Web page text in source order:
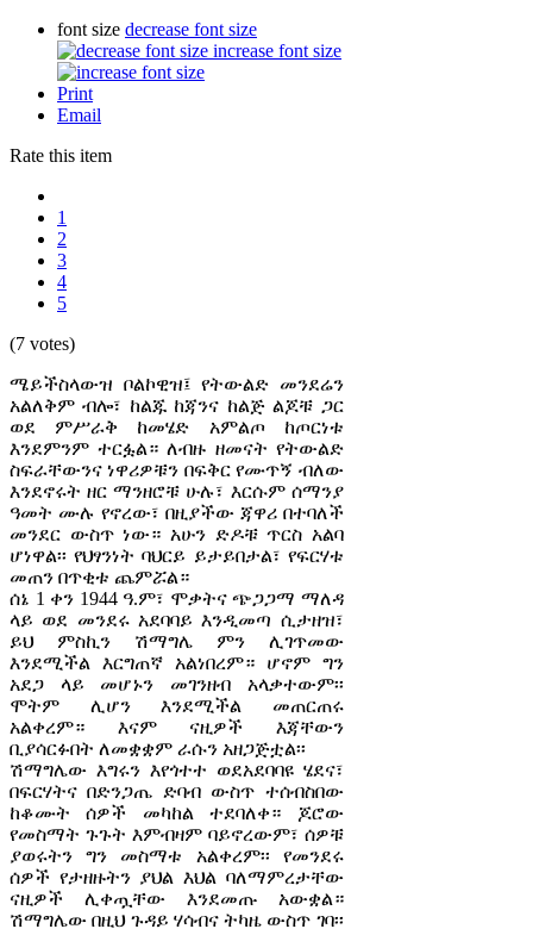
font size decrease font size
increase font size
Print
Email
Rate this item
1
2
3
4
5
(7 votes)
ሜይችስላውዝ ቦልኮዊዝ፤ የትውልድ መንደሬን
አልለቅም ብሎ፣ ከልጁ ከጃንና ከልጅ ልጆቹ ጋር
ወደ ምሥራቅ ከመሄድ አምልጦ ከጦርነቱ
እንደምንም ተርፏል። ለብዙ ዘመናት የትውልድ
ስፍራቸውንና ነዋሪዎቹን በፍቅር የሙጥኝ ብለው
እንደኖሩት ዘር ማንዘሮቹ ሁሉ፣ እርሱም ሰማንያ
ዓመት ሙሉ የኖረው፣ በዚያችው ጃዋሪ በተባለች
መንደር ውስጥ ነው። አሁን ድዶቹ ጥርስ አልባ
ሆነዋል፡፡ የህፃንነት ባህርይ ይታይበታል፣ የፍርሃቱ
መጠን በጥቂቱ ጨምሯል።
ሰኔ 1 ቀን 1944 ዓ.ም፣ ሞቃትና ጭጋጋማ ማለዳ
ላይ ወደ መንደሩ አደባባይ እንዲመጣ ሲታዘዝ፣
ይህ ምስኪን ሽማግሌ ምን ሊገጥመው
እንደሚችል እርግጠኛ አልነበረም። ሆኖም ግን
አደጋ ላይ መሆኑን መገንዘብ አላቃተውም፡፡
ሞትም ሊሆን እንደሚችል መጠርጠሩ
አልቀረም። እናም ናዚዎች እጃቸውን
ቢያሳርፉበት ለመቋቋም ራሱን አዘጋጅቷል፡፡
ሽማግሌው እግሩን እየጎተተ ወደአደባባዩ ሄደና፣
በፍርሃትና በድንጋጤ ድባብ ውስጥ ተሰብስበው
ከቆሙት ሰዎች መካከል ተደባለቀ። ጆሮው
የመስማት ጉጉት እምብዛም ባይኖረውም፣ ሰዎቹ
ያወሩትን ግን መስማቱ አልቀረም፡፡ የመንደሩ
ሰዎች የታዘዙትን ያህል እህል ባለማምረታቸው
ናዚዎች ሊቀጧቸው እንደመጡ አውቋል።
ሽማግሌው በዚህ ጉዳይ ሃሳብና ትካዜ ውስጥ ገባ፡፡